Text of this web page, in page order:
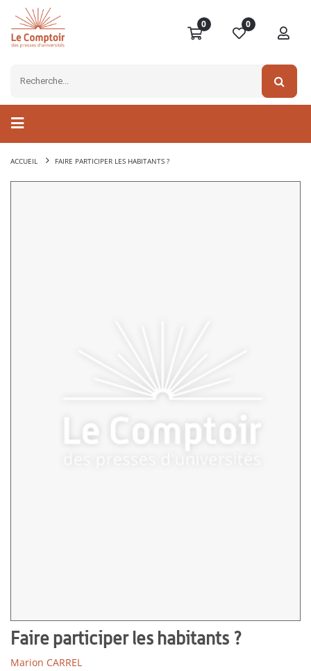
0 0
ACCUEIL FAIRE PARTICIPER LES HABITANTS ?
Faire participer les habitants ?
Marion CARREL